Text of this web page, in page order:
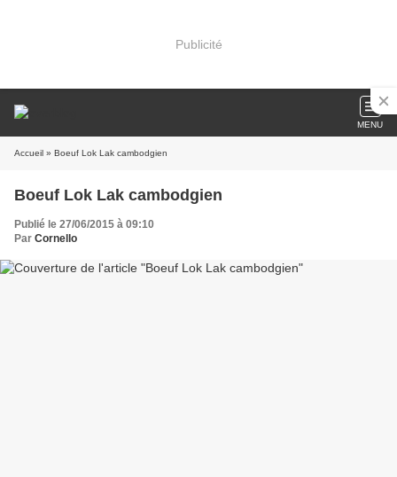
Publicité
MENU
Accueil » Boeuf Lok Lak cambodgien
Boeuf Lok Lak cambodgien
Publié le 27/06/2015 à 09:10
Par Cornello